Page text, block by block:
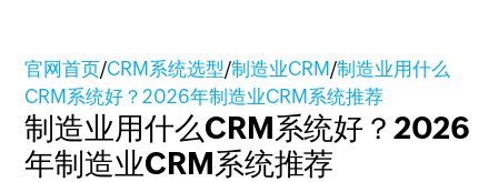
官网首页/CRM系统选型/制造业CRM/制造业用什么
CRM系统好？2026年制造业CRM系统推荐
制造业用什么CRM系统好？2026
年制造业CRM系统推荐